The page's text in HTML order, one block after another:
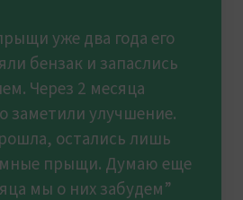
уже два года его
бензак и запаслись
Через 2 месяца
заметили улучшение.
остались лишь
прыщи. Думаю еще
мы о них забудем”